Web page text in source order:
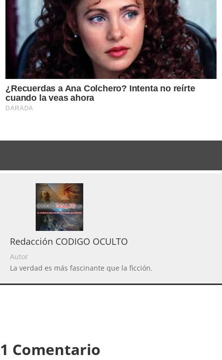
Redacción CODIGO OCULTO
Autor
La verdad es más fascinante que la ficción.
1 Comentario